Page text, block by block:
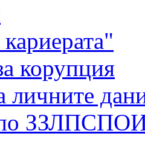
корупция
личните